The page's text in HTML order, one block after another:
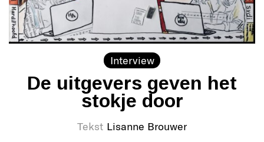
Interview
De uitgevers geven het
stokje door
Tekst Lisanne Brouwer